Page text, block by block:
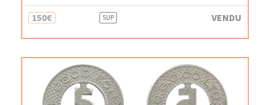
150€ SUP VENDU